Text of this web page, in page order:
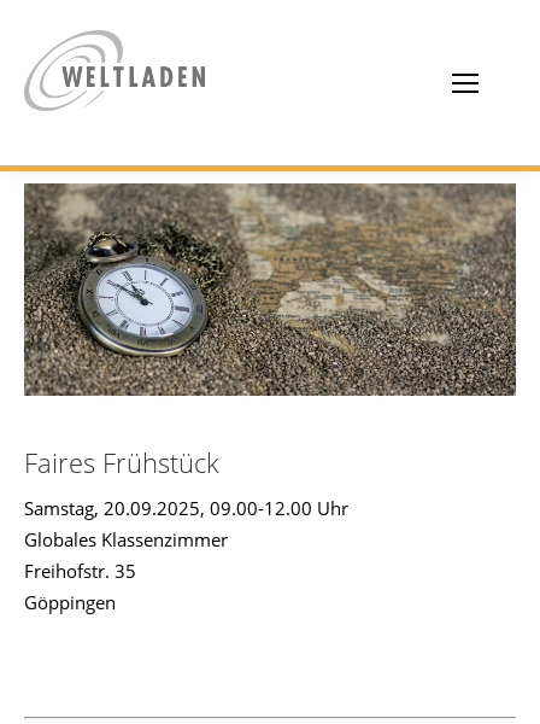
Faires Frühstück
Samstag, 20.09.2025, 09.00-12.00 Uhr
Globales Klassenzimmer
Freihofstr. 35
Göppingen